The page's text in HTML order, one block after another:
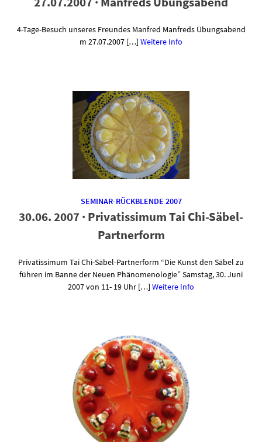
4-Tage-Besuch unseres Freundes Manfred Manfreds Übungsabend
m 27.07.2007 […] Weitere Info
SEMINAR-RÜCKBLENDE 2007
30.06. 2007 · Privatissimum Tai Chi-Säbel-
Partnerform
Privatissimum Tai Chi-Säbel-Partnerform “Die Kunst den Säbel zu
führen im Banne der Neuen Phänomenologie” Samstag, 30. Juni
2007 von 11- 19 Uhr […] Weitere Info